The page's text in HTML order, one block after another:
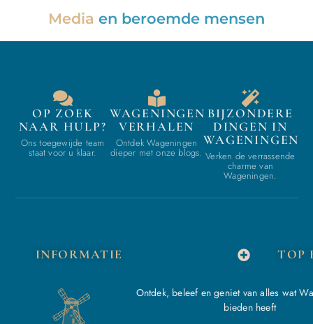
Media en beroemde mensen
OP ZOEK
NAAR HULP?
Ons toegewijde team
staat voor u klaar.
WAGENINGEN
VERHALEN
Ontdek Wageningen
dieper met onze blogs.
BIJZONDERE
DINGEN IN
WAGENINGEN
Verken de verrassende
charme van
Wageningen.
INFORMATIE TOP
Ontdek, beleef en geniet van alles wat
bieden heeft